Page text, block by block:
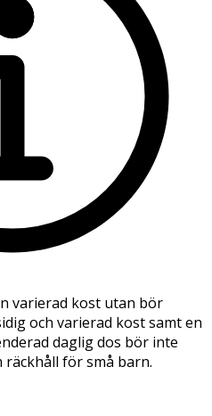
varierad kost utan bör
och varierad kost samt en
daglig dos bör inte
räckhåll för små barn.